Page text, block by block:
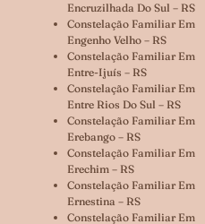
Encruzilhada Do Sul – RS
Constelação Familiar Em
Engenho Velho – RS
Constelação Familiar Em
Entre-Ijuís – RS
Constelação Familiar Em
Entre Rios Do Sul – RS
Constelação Familiar Em
Erebango – RS
Constelação Familiar Em
Erechim – RS
Constelação Familiar Em
Ernestina – RS
Constelação Familiar Em